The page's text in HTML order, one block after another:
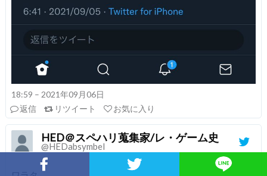
18:59 – 2021年09月06日
返信
リツイート お気に入り
HED＠スペハリ蒐集家/レ・ゲーム史
@HEDabsymbel
Facebookでシェア Twitterでシェア